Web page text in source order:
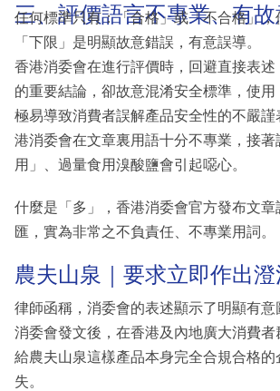
三、評價語言不專業、有
任何標準只有：「合格」或「不合格」
「下限」是明顯故意錯誤，有意誤導。
香港消委會在進行評價時，回避直接表述
的重要結論，卻故意混淆安全標準，使
極易導致消費者誤解產品安全性的不嚴謹
港消委會在文章裏用語十分不專業，接著
用」、過量食用溴酸鹽會引起噁心。
什麼是「多」，香港消委會官方發布文章
匯，實為非常之不負責任、不專業用詞。
農夫山泉｜要求立即作出
律師函稱，消委會的表述顯示了明顯有意
消委會發文後，在香港及內地廣大消費者
給農夫山泉這樣產品本身完全合規合格的
失。